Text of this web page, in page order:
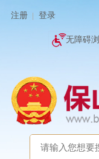
注册 登录
无障碍